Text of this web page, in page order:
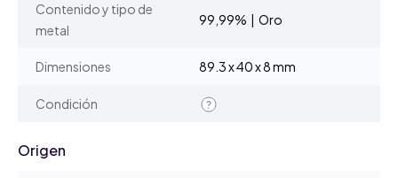
Contenido y tipo de
metal
99,99% | Oro
Dimensiones 89.3 x 40 x 8 mm
Condición
Origen